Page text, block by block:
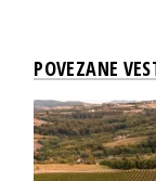
POVEZANE